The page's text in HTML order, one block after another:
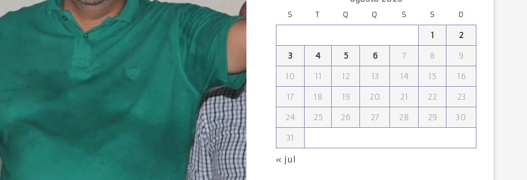
S T Q Q S S D
1
2
3
4 5 6 7 8
9
10
11 12 13 14 15
16
17
18 19 20 21 22
23
24
25 26 27 28 29
30
31
« jul